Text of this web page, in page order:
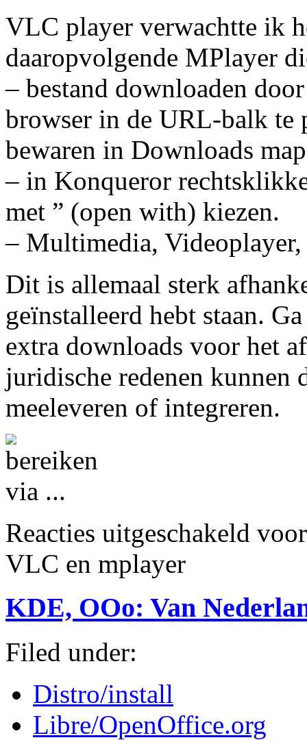
VLC player verwachtte ik
daaropvolgende MPlayer
– bestand downloaden
browser in de URL-balk te
bewaren in Downloads
– in Konqueror
met ” (open with) kiezen.
– Multimedia, Videoplayer,
Dit is allemaal sterk
geïnstalleerd hebt staan.
extra downloads voor het
juridische redenen kunnen
meeleveren of integreren.
Reacties uitgeschakeld
VLC en mplayer
KDE, OOo: Van
Filed under:
Distro/install
Libre/OpenOffice.org